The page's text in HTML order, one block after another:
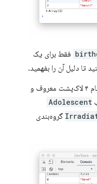
فقط برای یک
تا دلیل آن را بفهمید.
کلیک کنید. نام ۴ لاک‌پشت معروف و
Adolescent
گروه‌بندی